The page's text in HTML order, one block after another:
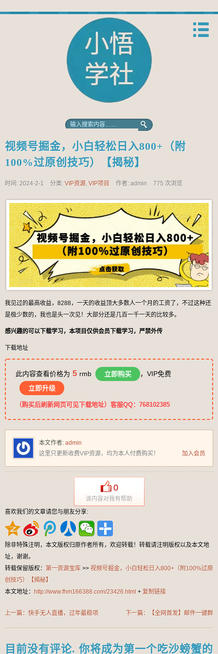
视频号掘金，小白轻松日入800+（附
100%过原创技巧）【揭秘】
时间: 2024-2-1 分类: VIP资源, VIP项目 作者: admin 775 次浏览
我见过的最高收益，8288，一天的收益顶大多数人一个月的工资了，不过这种还
是极少数的，我也是头一次见！大部分还是几百一千一天的比较多。
感兴趣的可以下载学习，本项目仅供会员下载学习，严禁外传
下载地址
此内容查看价格为 5 rmb 立即购买
，VIP免费
立即升级
（购买后刷新网页可见下载地址）客服QQ：768102385
本文作者: admin
这里只更新收费VIP资源，均为本人付费购买！
加入会员
0
该内容对我有帮助
喜欢我们的文章请您与朋友分享:
除非特殊注明，本文版权归原作者所有，欢迎转载！转载请注明版权以及本文地
址，谢谢。
转载保留版权： 第一资源宝库 >> 视频号掘金，小白轻松日入800+（附100%过原
创技巧）【揭秘】
本文地址：
http://www.fhm166388.com/23426.html + 复制链接
上一篇：快手无人直播，过年最稳项
下一篇：【全网首发】邮件一键群
目前没有评论. 你将成为第一个吃沙螃蟹的